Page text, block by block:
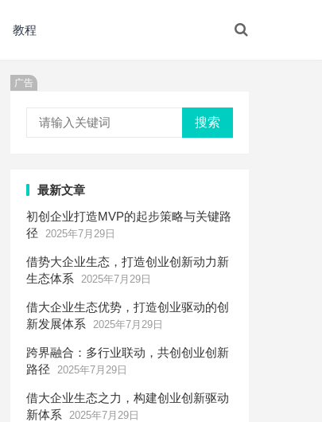
教程
广告
搜索
最新文章
初创企业打造MVP的起步策略与关键路
径
2025年7月29日
借势大企业生态，打造创业创新动力新
生态体系
2025年7月29日
借大企业生态优势，打造创业驱动的创
新发展体系
2025年7月29日
跨界融合：多行业联动，共创创业创新
路径
2025年7月29日
借大企业生态之力，构建创业创新驱动
新体系
2025年7月29日